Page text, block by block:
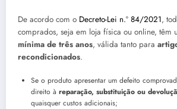
De acordo com o Decreto-Lei n.º 84/2021,
comprados, seja em loja física ou online, têm
mínima de três anos, válida tanto para
recondicionados.
Se o produto apresentar um defeito
direito à reparação, substituição ou
quaisquer custos adicionais;